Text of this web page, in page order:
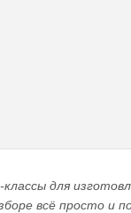
для
всё просто и